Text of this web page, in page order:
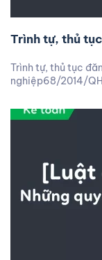
Trình tự, thủ
Trình tự, thủ tục
nghiệp68/2014/